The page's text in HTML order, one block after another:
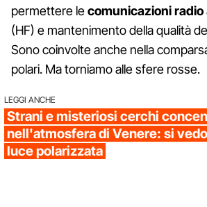
permettere lecomunicazioni radio
(HF) e mantenimento della qualità
Sono coinvolte anche nella
polari. Ma torniamo alle sfere rosse.
LEGGI ANCHE
Strani e misteriosi cerchi
nell'atmosfera di Venere: si
luce polarizzata